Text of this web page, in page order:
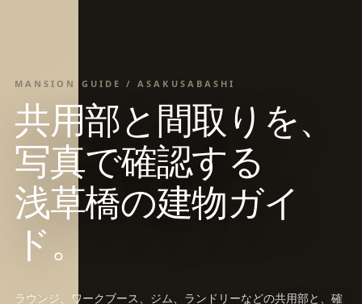
MANSION GUIDE / ASAKUSABASHI
共用部と間取りを、
写真で確認する
浅草橋の建物ガイ
ド。
ラウンジ、ワークブース、ジム、ランドリーなどの共用部と、確